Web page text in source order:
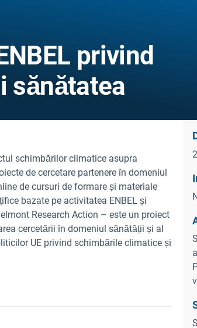
privind
sănătatea
schimbărilor climatice asupra
de cercetare partenere în domeniul
de cursuri de formare și materiale
bazate pe activitatea ENBEL și
Research Action – este un proiect
cercetării în domeniul sănătății și al
UE privind schimbările climatice și